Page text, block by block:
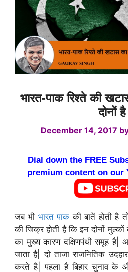
भारत-पाक रिश्ते की
दोनों है
December 14, 2017 by
Dial down the FREE
premium content on our
जब भी भारत पाक की बातें होती है
की जिक्र होती है कि इन दोनों
का मुख्य कारण दक्षिणपंथी समूह है|
जाता है| दो ताजा राजनितिक
करते है| पहला है बिहार चुनाव के